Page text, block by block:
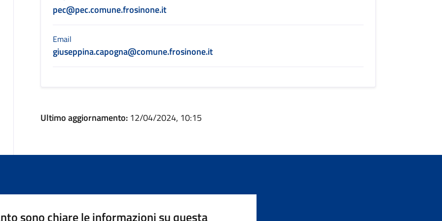
pec@pec.comune.frosinone.it
Email
giuseppina.capogna@comune.frosinone.it
Ultimo aggiornamento: 12/04/2024, 10:15
sono chiare le informazioni su questa